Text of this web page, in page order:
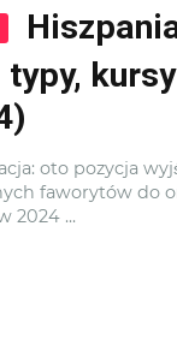
typy, kursy
oto pozycja
faworytów do
2024 ...